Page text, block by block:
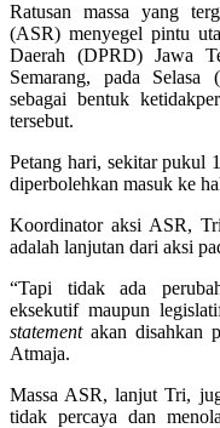
Ratusan massa yang
(ASR) menyegel pintu
Daerah (DPRD) Jawa
Semarang, pada Selasa
sebagai bentuk
tersebut.
Petang hari, sekitar pukul
diperbolehkan masuk ke
Koordinator aksi ASR,
adalah lanjutan dari aksi
“Tapi tidak ada
eksekutif maupun
statementakan disahkan
Atmaja.
Massa ASR, lanjut Tri,
tidak percaya dan